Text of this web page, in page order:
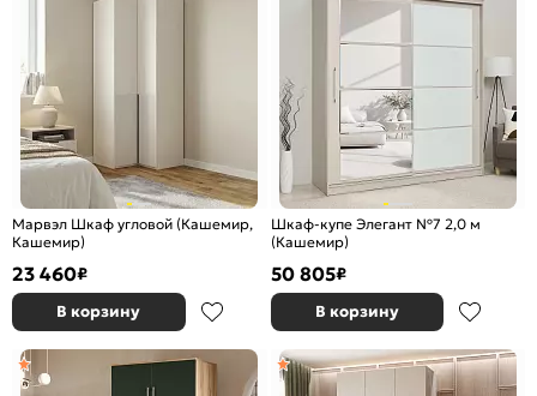
Марвэл Шкаф угловой (Кашемир,
Кашемир)
23 460₽
В корзину
Шкаф-купе Элегант №7 2,0 м
(Кашемир)
50 805₽
В корзину